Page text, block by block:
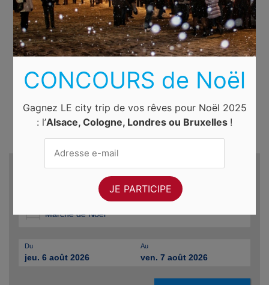
Recherche d'hôtels et autres...
Du
jeu. 6 août 2026
Au
ven. 7 août 2026
CONCOURS de Noël
Gagnez LE city trip de vos rêves pour Noël 2025
: l’Alsace, Cologne, Londres ou Bruxelles !